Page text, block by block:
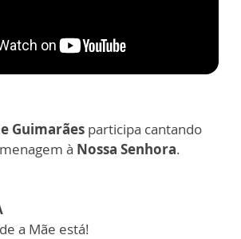
Guimarães participa cantando
à Nossa Senhora.
a Mãe está!